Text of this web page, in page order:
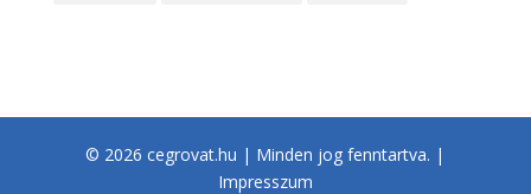
© 2026 cegrovat.hu | Minden jog fenntartva. |
Impresszum